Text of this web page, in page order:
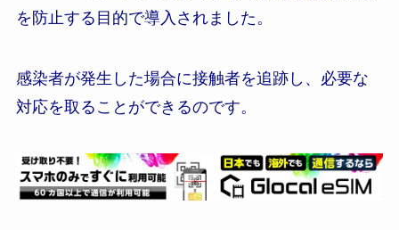
を防止する目的で導入されました。
感染者が発生した場合に接触者を追跡し、必要な
対応を取ることができるのです。